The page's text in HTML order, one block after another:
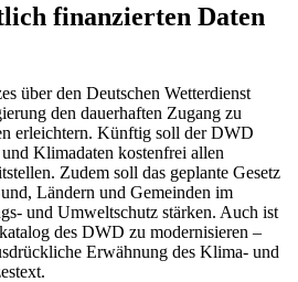
finanzierten Daten
über den Deutschen Wetterdienst
den dauerhaften Zugang zu
erleichtern. Künftig soll der DWD
Klimadaten kostenfrei allen
Zudem soll das geplante Gesetz
Ländern und Gemeinden im
und Umweltschutz stärken. Auch ist
des DWD zu modernisieren –
Erwähnung des Klima- und